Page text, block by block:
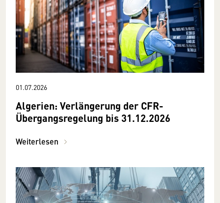
01.07.2026
Algerien: Verlängerung der CFR-
Übergangsregelung bis 31.12.2026
Weiterlesen